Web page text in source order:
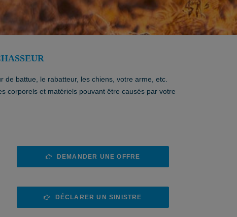
battue, le rabatteur, les chiens, votre arme, etc.
corporels et matériels pouvant être causés par votre
DEMANDER UNE OFFRE
DÉCLARER UN SINISTRE